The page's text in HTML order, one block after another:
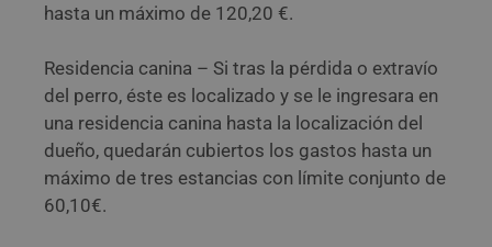
hasta un máximo de 120,20 €.
Residencia canina – Si tras la pérdida o extravío
del perro, éste es localizado y se le ingresara en
una residencia canina hasta la localización del
dueño, quedarán cubiertos los gastos hasta un
máximo de tres estancias con límite conjunto de
60,10€.